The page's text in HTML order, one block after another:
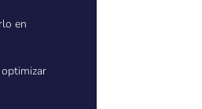
en